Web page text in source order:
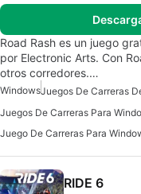
Road Rash es un juego
por Electronic Arts. Con
otros corredores.…
Windows
Juegos De Carreras Para
Juego De Carreras Para
RIDE 6